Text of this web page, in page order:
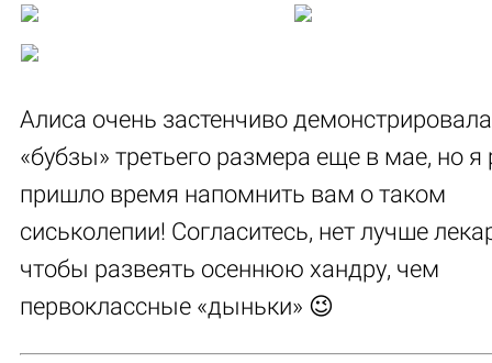
Алиса очень застенчиво
«бубзы» третьего размера еще в мае, но я
пришло время напомнить вам о таком
сиськолепии! Согласитесь, нет лучше
чтобы развеять осеннюю хандру, чем
первоклассные «дыньки» 😉